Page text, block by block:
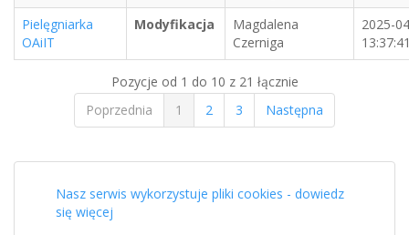
Pielęgniarka
OAiIT
Modyfikacja
Magdalena
Czerniga
2025-
Pozycje od 1 do 10 z 21 łącznie
Poprzednia
1 2 3 Następna
Nasz serwis wykorzystuje pliki cookies - dowiedz
się więcej